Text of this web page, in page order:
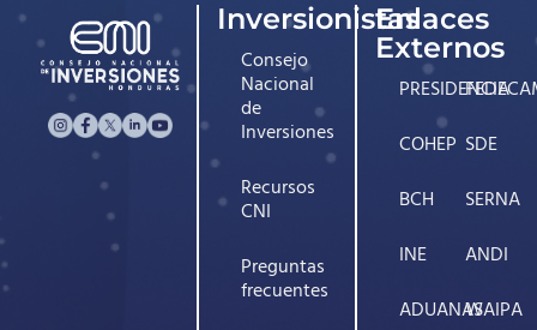
Inversionistas
Consejo
Nacional
de
Inversiones
Recursos
CNI
Preguntas
frecuentes
Enlaces
Externos
PRESIDENCIA
COHEP
BCH
INE
ADUANAS
SDE
SERNA
ANDI
WAIPA